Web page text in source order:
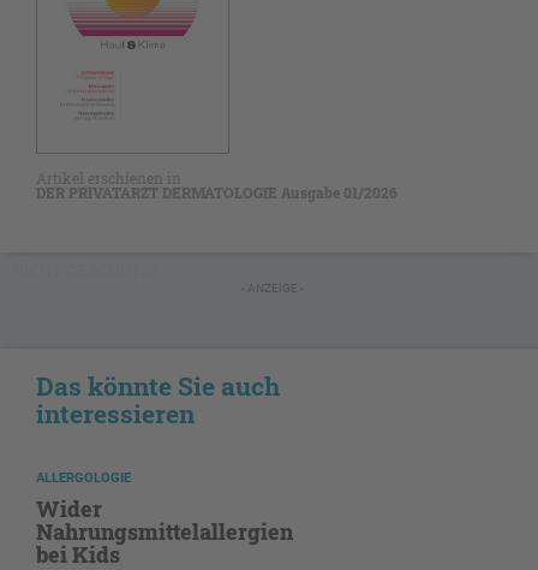
Artikel erschienen in
DER PRIVATARZT DERMATOLOGIE Ausgabe 01/2026
- ANZEIGE -
Das könnte Sie auch
interessieren
ALLERGOLOGIE
Wider
Nahrungsmittelallergien
bei Kids